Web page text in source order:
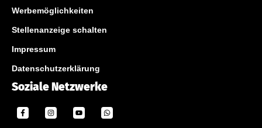
Werbemöglichkeiten
Stellenanzeige schalten
Impressum
Datenschutzerklärung
Soziale Netzwerke